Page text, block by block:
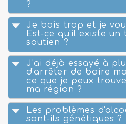
?
Je bois trop et je
Est-ce qu'il existe un
soutien ?
J'ai déjà essayé à
d'arrêter de boire
ce que je peux
ma région ?
Les problèmes
sont-ils génétiques ?